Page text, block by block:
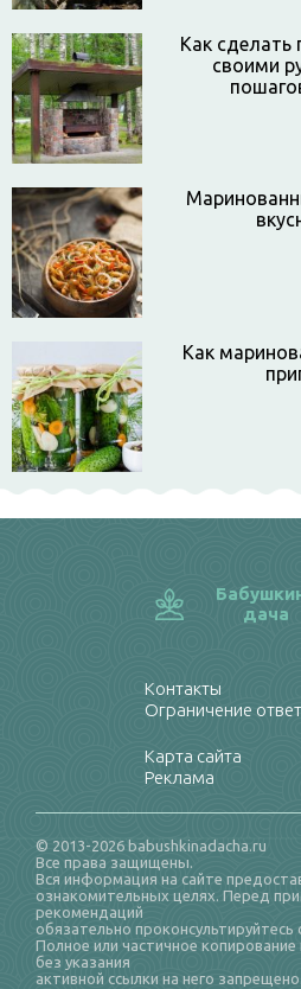
Как сделать
своими
Как
дача
Контакты
Ограничение
Карта сайта
Реклама
© 2013-2026 babushkinadacha.ru
Все права защищены.
Вся информация на сайте
ознакомительных целях. Перед
рекомендаций
обязательно проконсультируйтесь
Полное или частичное
без указания
активной ссылки на него запрещено.